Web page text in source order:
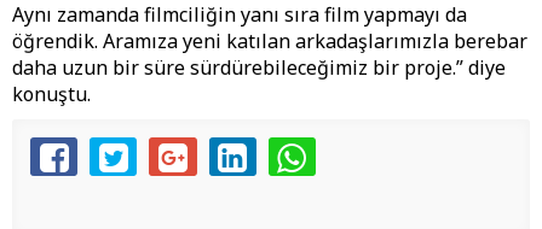
Aynı zamanda filmciliğin yanı sıra film yapmayı da
öğrendik. Aramıza yeni katılan arkadaşlarımızla berebar
daha uzun bir süre sürdürebileceğimiz bir proje.” diye
konuştu.